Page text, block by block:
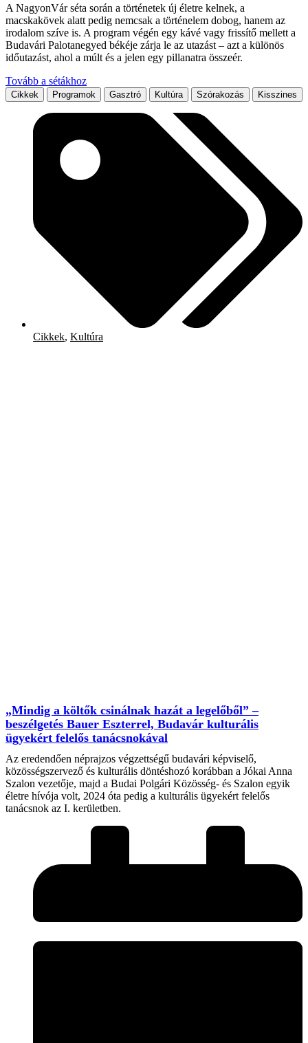
A NagyonVár séta során a történetek új életre kelnek, a
macskakövek alatt pedig nemcsak a történelem dobog, hanem az
irodalom szíve is. A program végén egy kávé vagy frissítő mellett a
Budavári Palotanegyed békéje zárja le az utazást – azt a különös
időutazást, ahol a múlt és a jelen egy pillanatra összeér.
Tovább a sétákhoz
Cikkek Programok Gasztró Kultúra Szórakozás Kisszines
Cikkek, Kultúra
„Mindig a költők csinálnak hazát a legelőből” –
beszélgetés Bauer Eszterrel, Budavár kulturális
ügyekért felelős tanácsnokával
Az eredendően néprajzos végzettségű budavári képviselő,
közösségszervező és kulturális döntéshozó korábban a Jókai Anna
Szalon vezetője, majd a Budai Polgári Közösség- és Szalon egyik
életre hívója volt, 2024 óta pedig a kulturális ügyekért felelős
tanácsnok az I. kerületben.